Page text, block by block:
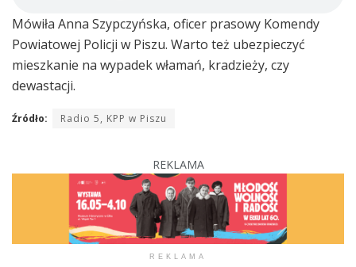
Mówiła Anna Szypczyńska, oficer prasowy Komendy
Powiatowej Policji w Piszu. Warto też ubezpieczyć
mieszkanie na wypadek włamań, kradzieży, czy
dewastacji.
Źródło: Radio 5, KPP w Piszu
REKLAMA
REKLAMA